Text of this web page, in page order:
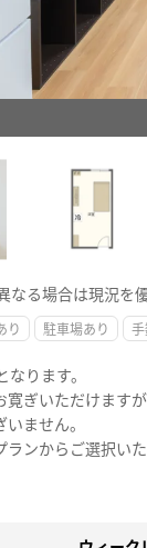
る場合は現況を優
り 駐車場あり
ります。
ぎいただけます
ません。
ンからご選択い